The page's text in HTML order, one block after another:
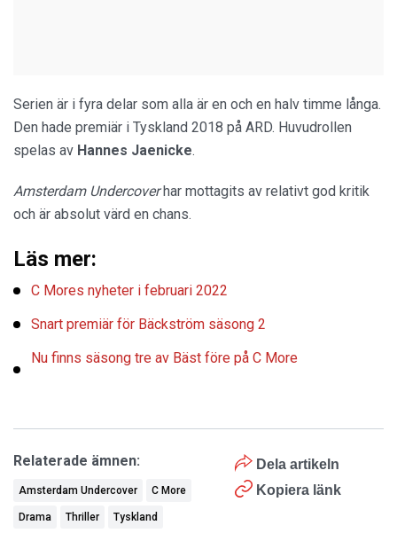
Serien är i fyra delar som alla är en och en halv timme långa.
Den hade premiär i Tyskland 2018 på ARD. Huvudrollen
spelas av Hannes Jaenicke.
Amsterdam Undercoverhar mottagits av relativt god kritik
och är absolut värd en chans.
Läs mer:
C Mores nyheter i februari 2022
Snart premiär för Bäckström säsong 2
Nu finns säsong tre av Bäst före på C More
Dela artikeln
Kopiera länk
Relaterade ämnen:
Amsterdam Undercover C More
Drama Thriller Tyskland